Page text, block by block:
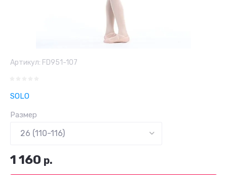
Артикул: FD951-107
SOLO
Размер
1 160 р.